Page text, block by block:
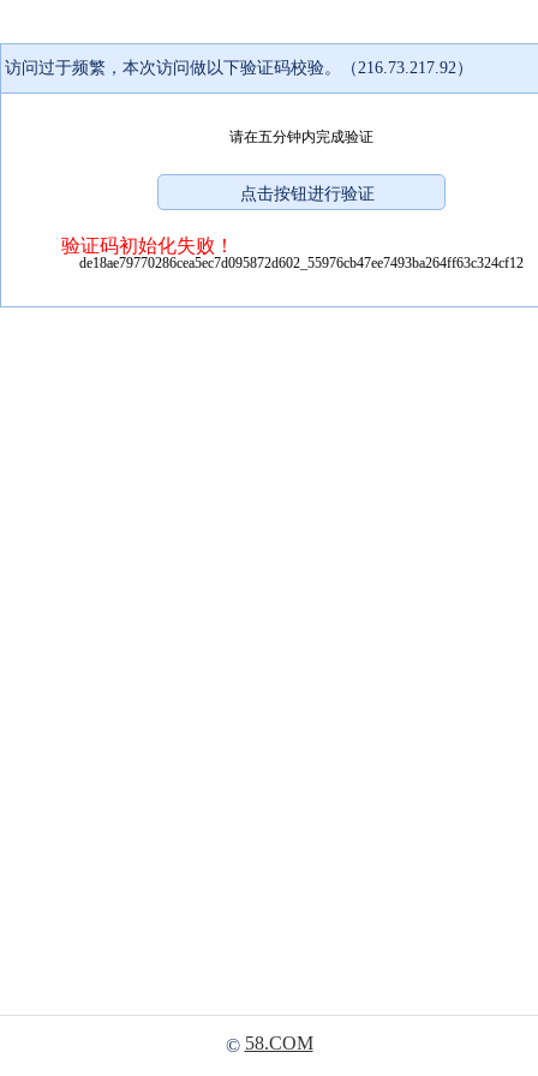
访问过于频繁，本次访问做以下验证码校验。（216.73.217.92）
请在五分钟内完成验证
验证码初始化失败！
de18ae79770286cea5ec7d095872d602_55976cb47ee7493ba264ff63c324cf12
© 58.COM